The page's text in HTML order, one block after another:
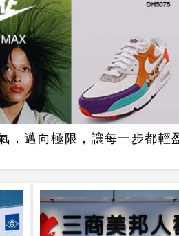
，邁向極限，讓每一步都輕